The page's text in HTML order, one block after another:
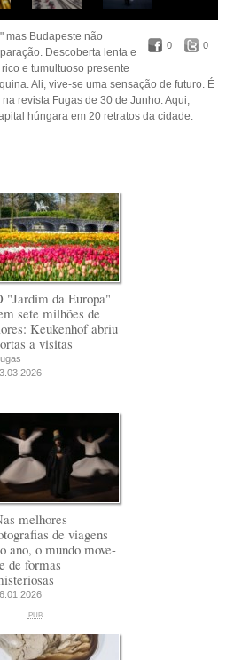
0 0
mas Budapeste não
Descoberta lenta e
e tumultuoso presente
Ali, vive-se uma sensação de futuro. É
revista Fugas de 30 de Junho. Aqui,
húngara em 20 retratos da cidade.
"Jardim da Europa"
sete milhões de
Keukenhof abriu
a visitas
melhores
de viagens
ano, o mundo move-
de formas
PUB
PUB